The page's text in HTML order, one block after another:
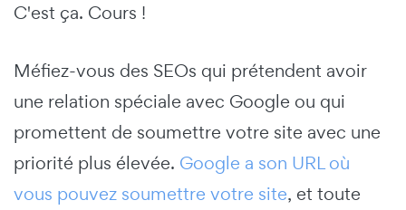
C'est ça. Cours !
Méfiez-vous des SEOs qui prétendent avoir
une relation spéciale avec Google ou qui
promettent de soumettre votre site avec une
priorité plus élevée. Google a son URL où
vous pouvez soumettre votre site, et toute